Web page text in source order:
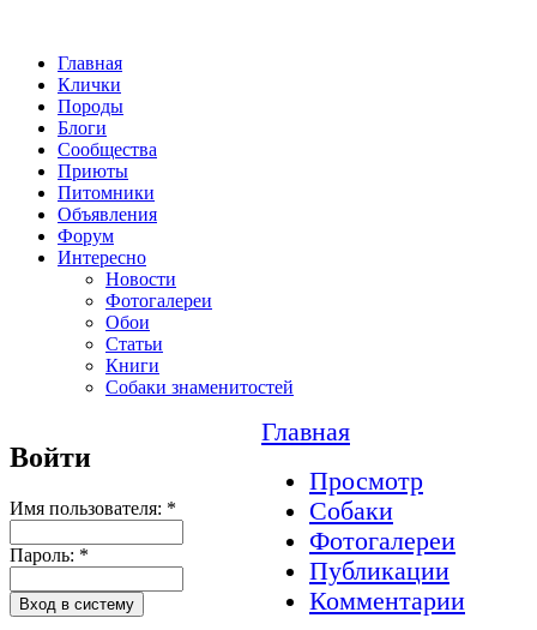
Главная
Клички
Породы
Блоги
Сообщества
Приюты
Питомники
Объявления
Форум
Интересно
Новости
Фотогалереи
Обои
Статьи
Книги
Собаки знаменитостей
Войти
Имя пользователя: *
Пароль: *
Главная
Просмотр
Собаки
Фотогалереи
Публикации
Комментарии